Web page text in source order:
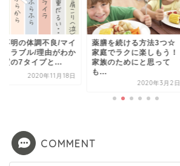
不明の体調不良/マイ
トラブル/理由がわか
質の7タイプと...
2020年11月18日
薬膳を続ける方法3つ☆
家庭でラクに楽しもう！
家族のためにと思って
も...
2020年3月2日
COMMENT